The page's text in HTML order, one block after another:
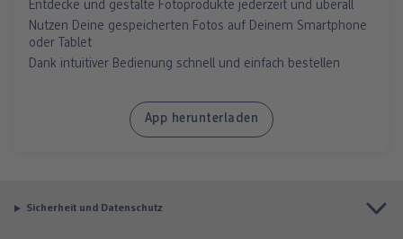
Entdecke und gestalte Fotoprodukte jederzeit und überall
Nutzen Deine gespeicherten Fotos auf Deinem Smartphone
oder Tablet
Dank intuitiver Bedienung schnell und einfach bestellen
App herunterladen
Sicherheit und Datenschutz